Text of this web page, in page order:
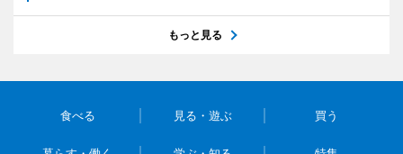
もっと見る
食べる 見る・遊ぶ 買う